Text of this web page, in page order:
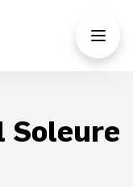
Soleure